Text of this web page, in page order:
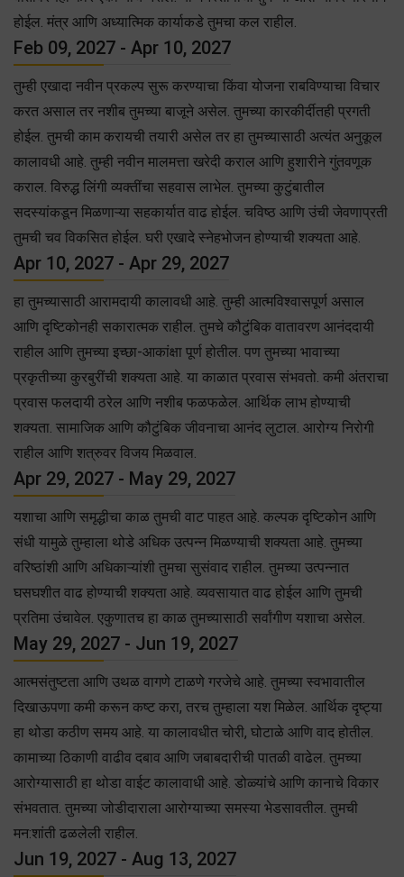
होईल. मंत्र आणि अध्यात्मिक कार्याकडे तुमचा कल राहील.
Feb 09, 2027 - Apr 10, 2027
तुम्ही एखादा नवीन प्रकल्प सुरू करण्याचा किंवा योजना राबविण्याचा विचार
करत असाल तर नशीब तुमच्या बाजूने असेल. तुमच्या कारकीर्दीतही प्रगती
होईल. तुमची काम करायची तयारी असेल तर हा तुमच्यासाठी अत्यंत अनुकूल
कालावधी आहे. तुम्ही नवीन मालमत्ता खरेदी कराल आणि हुशारीने गुंतवणूक
कराल. विरुद्ध लिंगी व्यक्तींचा सहवास लाभेल. तुमच्या कुटुंबातील
सदस्यांकडून मिळणाऱ्या सहकार्यात वाढ होईल. चविष्ठ आणि उंची जेवणाप्रती
तुमची चव विकसित होईल. घरी एखादे स्नेहभोजन होण्याची शक्यता आहे.
Apr 10, 2027 - Apr 29, 2027
हा तुमच्यासाठी आरामदायी कालावधी आहे. तुम्ही आत्मविश्वासपूर्ण असाल
आणि दृष्टिकोनही सकारात्मक राहील. तुमचे कौटुंबिक वातावरण आनंददायी
राहील आणि तुमच्या इच्छा-आकांक्षा पूर्ण होतील. पण तुमच्या भावाच्या
प्रकृतीच्या कुरबुरींची शक्यता आहे. या काळात प्रवास संभवतो. कमी अंतराचा
प्रवास फलदायी ठरेल आणि नशीब फळफळेल. आर्थिक लाभ होण्याची
शक्यता. सामाजिक आणि कौटुंबिक जीवनाचा आनंद लुटाल. आरोग्य निरोगी
राहील आणि शत्रुवर विजय मिळवाल.
Apr 29, 2027 - May 29, 2027
यशाचा आणि समृद्धीचा काळ तुमची वाट पाहत आहे. कल्पक दृष्टिकोन आणि
संधी यामुळे तुम्हाला थोडे अधिक उत्पन्न मिळण्याची शक्यता आहे. तुमच्या
वरिष्ठांशी आणि अधिकाऱ्यांशी तुमचा सुसंवाद राहील. तुमच्या उत्पन्नात
घसघशीत वाढ होण्याची शक्यता आहे. व्यवसायात वाढ होईल आणि तुमची
प्रतिमा उंचावेल. एकुणातच हा काळ तुमच्यासाठी सर्वांगीण यशाचा असेल.
May 29, 2027 - Jun 19, 2027
आत्मसंतुष्टता आणि उथळ वागणे टाळणे गरजेचे आहे. तुमच्या स्वभावातील
दिखाऊपणा कमी करून कष्ट करा, तरच तुम्हाला यश मिळेल. आर्थिक दृष्ट्या
हा थोडा कठीण समय आहे. या कालावधीत चोरी, घोटाळे आणि वाद होतील.
कामाच्या ठिकाणी वाढीव दबाव आणि जबाबदारीची पातळी वाढेल. तुमच्या
आरोग्यासाठी हा थोडा वाईट कालावाधी आहे. डोळ्यांचे आणि कानाचे विकार
संभवतात. तुमच्या जोडीदाराला आरोग्याच्या समस्या भेडसावतील. तुमची
मन:शांती ढळलेली राहील.
Jun 19, 2027 - Aug 13, 2027